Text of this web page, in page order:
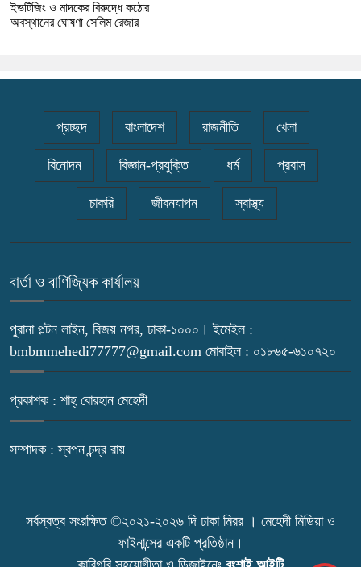
ইভটিজিং ও মাদকের বিরুদ্ধে কঠোর
অবস্থানের ঘোষণা সেলিম রেজার
প্রচ্ছদ বাংলাদেশ রাজনীতি খেলা
বিনোদন বিজ্ঞান-প্রযুক্তি ধর্ম প্রবাস
চাকরি জীবনযাপন স্বাস্থ্য
বার্তা ও বাণিজ্যিক কার্যালয়
পুরানা পল্টন লাইন, বিজয় নগর, ঢাকা-১০০০। ইমেইল :
bmbmmehedi77777@gmail.com মোবাইল : ০১৮৬৫-৬১০৭২০
প্রকাশক : শাহ্ বোরহান মেহেদী
সম্পাদক : স্বপন চন্দ্র রায়
সর্বস্বত্ব সংরক্ষিত ©২০২১-২০২৬ দি ঢাকা মিরর । মেহেদী মিডিয়া ও
ফাইনান্সের একটি প্রতিষ্ঠান।